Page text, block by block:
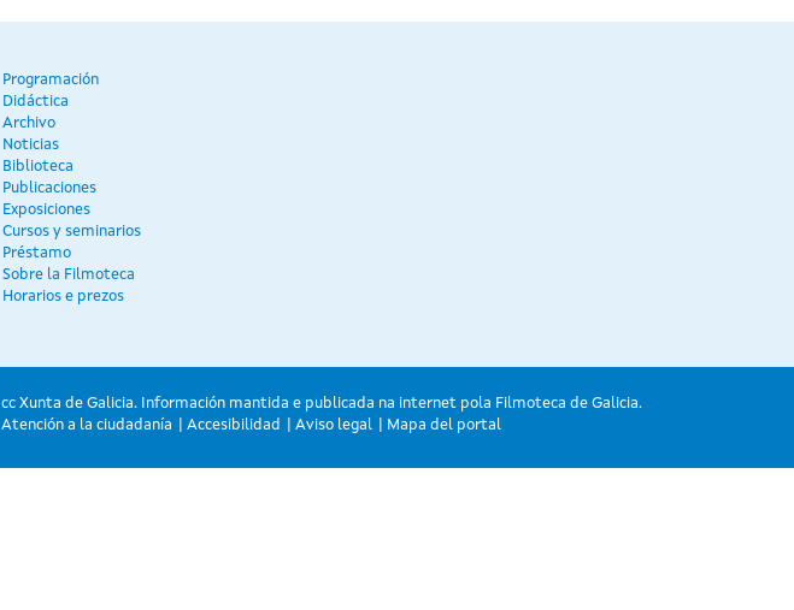
Programación
Didáctica
Archivo
Noticias
Biblioteca
Publicaciones
Exposiciones
Cursos y seminarios
Préstamo
Sobre la Filmoteca
Horarios e prezos
cc Xunta de Galicia. Información mantida e publicada na internet pola Filmoteca de Galicia.
Atención a la ciudadanía
Accesibilidad Aviso legal Mapa del portal